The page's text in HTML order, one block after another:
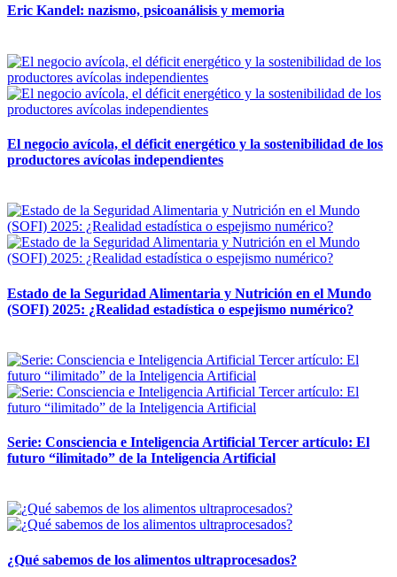
Eric Kandel: nazismo, psicoanálisis y memoria
El negocio avícola, el déficit energético y la sostenibilidad de los
productores avícolas independientes
Estado de la Seguridad Alimentaria y Nutrición en el Mundo
(SOFI) 2025: ¿Realidad estadística o espejismo numérico?
Serie: Consciencia e Inteligencia Artificial Tercer artículo: El
futuro “ilimitado” de la Inteligencia Artificial
¿Qué sabemos de los alimentos ultraprocesados?